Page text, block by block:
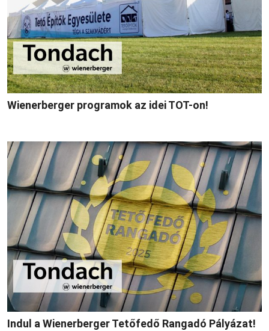
Wienerberger programok az idei TOT-on!
Indul a Wienerberger Tetőfedő Rangadó Pályázat!